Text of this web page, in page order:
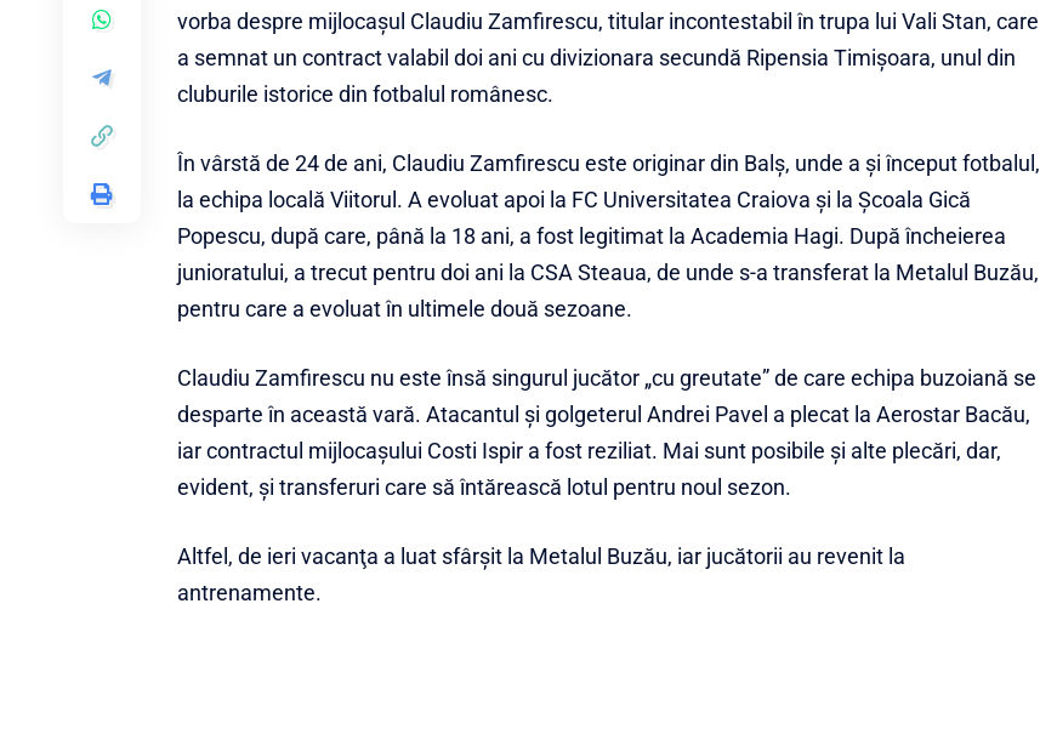
vorba despre mijlocaşul Claudiu Zamfirescu, titular incontestabil în trupa lui Vali Stan, care
a semnat un contract valabil doi ani cu divizionara secundă Ripensia Timişoara, unul din
cluburile istorice din fotbalul românesc.
În vârstă de 24 de ani, Claudiu Zamfirescu este originar din Balş, unde a şi început fotbalul,
la echipa locală Viitorul. A evoluat apoi la FC Universitatea Craiova şi la Şcoala Gică
Popescu, după care, până la 18 ani, a fost legitimat la Academia Hagi. După încheierea
junioratului, a trecut pentru doi ani la CSA Steaua, de unde s-a transferat la Metalul Buzău,
pentru care a evoluat în ultimele două sezoane.
Claudiu Zamfirescu nu este însă singurul jucător „cu greutate” de care echipa buzoiană se
desparte în această vară. Atacantul şi golgeterul Andrei Pavel a plecat la Aerostar Bacău,
iar contractul mijlocaşului Costi Ispir a fost reziliat. Mai sunt posibile şi alte plecări, dar,
evident, şi transferuri care să întărească lotul pentru noul sezon.
Altfel, de ieri vacanţa a luat sfârşit la Metalul Buzău, iar jucătorii au revenit la
antrenamente.